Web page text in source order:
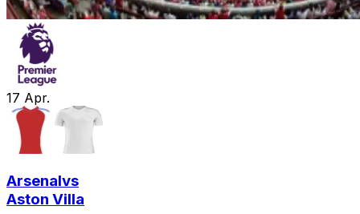
17 Apr.
Arsenalvs
Aston Villa